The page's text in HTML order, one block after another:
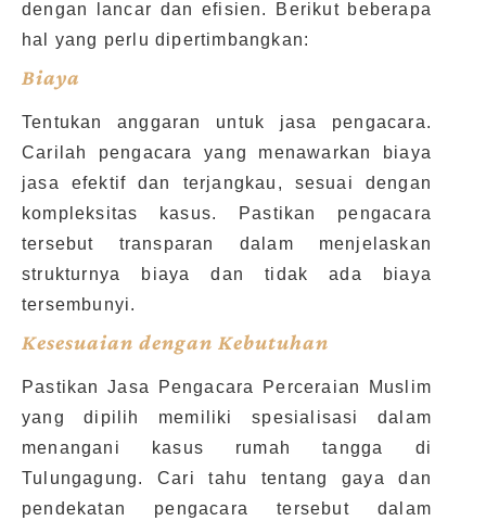
dengan lancar dan efisien. Berikut beberapa
hal yang perlu dipertimbangkan:
Biaya
Tentukan anggaran untuk jasa pengacara.
Carilah pengacara yang menawarkan biaya
jasa efektif dan terjangkau, sesuai dengan
kompleksitas kasus. Pastikan pengacara
tersebut transparan dalam menjelaskan
strukturnya biaya dan tidak ada biaya
tersembunyi.
Kesesuaian dengan Kebutuhan
Pastikan Jasa Pengacara Perceraian Muslim
yang dipilih memiliki spesialisasi dalam
menangani kasus rumah tangga di
Tulungagung. Cari tahu tentang gaya dan
pendekatan pengacara tersebut dalam